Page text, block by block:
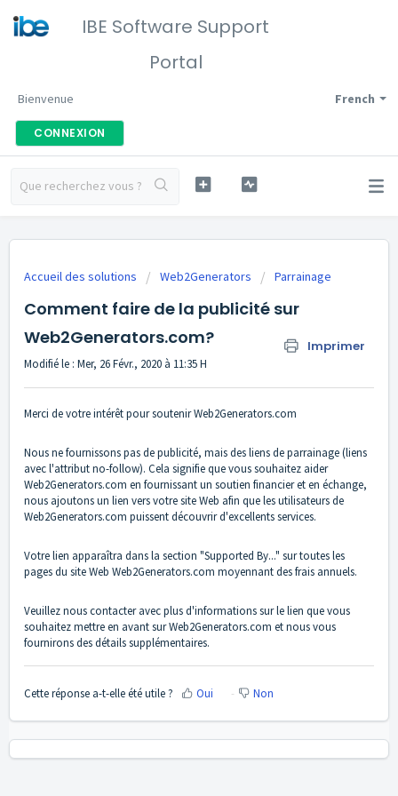
IBE Software Support
Portal
French
Bienvenue
CONNEXION
Accueil des solutions Web2Generators Parrainage
Comment faire de la publicité sur
Web2Generators.com?
Imprimer
Modifié le : Mer, 26 Févr., 2020 à 11:35 H
Merci de votre intérêt pour soutenirWeb2Generators.com
Nous ne fournissons pas de publicité, mais des liens de parrainage (liens
avec l'attribut no-follow). Cela signifie que vous souhaitez aider
Web2Generators.com en fournissant un soutien financier et en échange,
nous ajoutons un lien vers votre site Web afin que les utilisateurs de
Web2Generators.com puissent découvrir d'excellents services.
Votre lien apparaîtra dans la section "Supported By..." sur toutes les
pages du site Web Web2Generators.com moyennant des frais annuels.
Veuilleznous contacteravec plus d'informations sur le lien que vous
souhaitez mettre en avant surWeb2Generators.com et nous vous
fournirons des détails supplémentaires.
Cette réponse a-t-elle été utile ? Oui Non